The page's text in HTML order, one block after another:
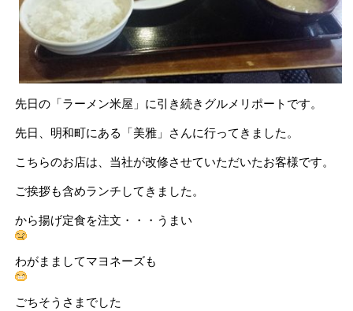
先日の「ラーメン米屋」に引き続きグルメリポートです。
先日、明和町にある「美雅」さんに行ってきました。
こちらのお店は、当社が改修させていただいたお客様です。
ご挨拶も含めランチしてきました。
から揚げ定食を注文・・・うまい
わがまましてマヨネーズも
ごちそうさまでした